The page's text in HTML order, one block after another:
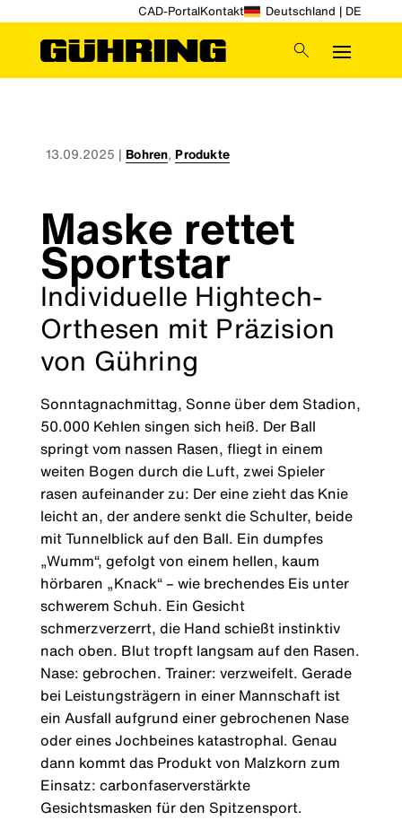
CAD-PortalKontakt Deutschland | DE
13.09.2025 |Bohren,Produkte
Maske rettet
Sportstar
Individuelle Hightech-
Orthesen mit Präzision
von Gühring
Sonntagnachmittag, Sonne über dem Stadion,
50.000 Kehlen singen sich heiß. Der Ball
springt vom nassen Rasen, fliegt in einem
weiten Bogen durch die Luft, zwei Spieler
rasen aufeinander zu: Der eine zieht das Knie
leicht an, der andere senkt die Schulter, beide
mit Tunnelblick auf den Ball. Ein dumpfes
„Wumm“, gefolgt von einem hellen, kaum
hörbaren „Knack“ – wie brechendes Eis unter
schwerem Schuh. Ein Gesicht
schmerzverzerrt, die Hand schießt instinktiv
nach oben. Blut tropft langsam auf den Rasen.
Nase: gebrochen. Trainer: verzweifelt. Gerade
bei Leistungsträgern in einer Mannschaft ist
ein Ausfall aufgrund einer gebrochenen Nase
oder eines Jochbeines katastrophal. Genau
dann kommt das Produkt von Malzkorn zum
Einsatz: carbonfaserverstärkte
Gesichtsmasken für den Spitzensport.